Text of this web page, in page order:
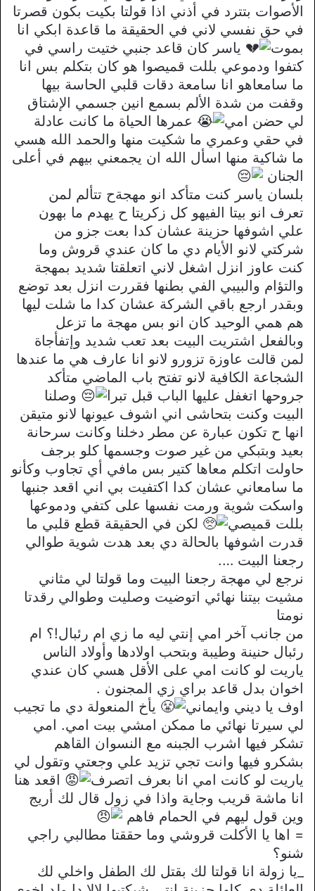
الأصوات بتترد في أذني اذا قولتا بكيت بكون قصرتا
في حق نفسي لاني في الحقيقة ما قاعدة ابكي انا
بموت
ياسر كان قاعد جنبي ختيت راسي في
كتفوا ودموعي بللت قميصوا هو كان بتكلم بس انا
ما سامعاهو انا سامعة دقات قلبي الحاسة بيها
وقفت من شدة الألم بسمع انين جسمي الإشتاق
لي حضن امي
عمرها الحياة ما كانت عادلة
في حقي وعمري ما شكيت منها والحمد الله هسي
ما شاكية منها اسأل الله ان يجمعني بيهم في أعلى
الجنان
بلسان ياسر كنت متأكد انو مهجةح تتألم لمن
تعرف انو بيتا الفيهو كل زكريتا ح يهدم ما بهون
علي اشوفها حزينة عشان كدا بعت جزو من
شركتي لانو الأيام دي ما كان عندي قروش وما
كنت عاوز انزل اشغل لاني اتعلقتا شديد بمهجة
والتؤام والبيبي الفي بطنها فقررت انزل بعد توضع
وبقدر ارجع باقي الشركة عشان كدا ما شلت ليها
هم همي الوحيد كان انو بس مهجة ما تزعل
وبالفعل اشتريت البيت بعد تعب شديد وإتفأجاة
لمن قالت عاوزة تزورو لانو انا عارف هي ما عندها
الشجاعة الكافية لانو تفتح باب الماضي متأكد
جروحها اتغفل عليها الباب قبل تبرا
وصلنا
البيت وكنت بتحاشى اني اشوف عيونها لانو متيقن
انها ح تكون عبارة عن مطر دخلنا وكانت سرحانة
بعيد وبتبكي من غير صوت وجسمها كلو برجف
حاولت اتكلم معاها كتير بس مافي أي تجاوب وكأنو
ما سامعاني عشان كدا اكتفيت بي اني اقعد جنبها
واسكت شوية ورمت نفسها على كتفي ودموعها
بللت قميصي
لكن في الحقيقة قطع قلبي ما
قدرت اشوفها بالحالة دي بعد هدت شوية طوالي
رجعنا البيت ….
نرجع لي مهجة رجعنا البيت وما قولتا لي مثاني
مشيت بيتنا نهائي اتوضيت وصليت وطوالي رقدتا
نومتا
من جانب آخر امي إنتي ليه ما زي ام رئبال!؟ ام
رئبال حنينة وطيبة وبتحب اولادها وأولاد الناس
ياريت لو كانت امي على الأقل هسي كان عندي
اخوان بدل قاعد براي زي المجنون .
اوف يا ديني وايماني
يأخ المنعولة دي ما تجيب
لي سيرتا نهائي ما ممكن امشي بيت امي. امي
تشكر فيها اشرب الجبنه مع النسوان القاهم
بشكرو فيها وانت تجي تزيد علي وجعتي وتقول لي
ياريت لو كانت امي انا بعرف اتصرف
اقعد هنا
انا ماشة قريب وجاية واذا في زول قال لك أريج
وين قول ليهم في الحمام فاهم
= اها يا الأكلت قروشي وما حققتا مطالبي راجي
شنو؟
_يا زولة انا قولتا لك بقتل لك الطفل واخلي لك